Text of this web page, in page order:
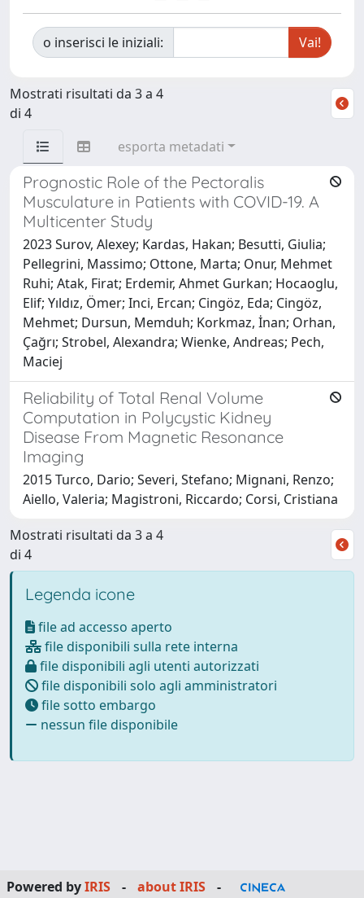
o inserisci le iniziali:
Mostrati risultati da 3 a 4
di 4
esporta metadati
Prognostic Role of the Pectoralis
Musculature in Patients with COVID-19. A
Multicenter Study
2023 Surov, Alexey; Kardas, Hakan; Besutti, Giulia;
Pellegrini, Massimo; Ottone, Marta; Onur, Mehmet
Ruhi; Atak, Firat; Erdemir, Ahmet Gurkan; Hocaoglu,
Elif; Yıldız, Ömer; Inci, Ercan; Cingöz, Eda; Cingöz,
Mehmet; Dursun, Memduh; Korkmaz, İnan; Orhan,
Çağrı; Strobel, Alexandra; Wienke, Andreas; Pech,
Maciej
Reliability of Total Renal Volume
Computation in Polycystic Kidney
Disease From Magnetic Resonance
Imaging
2015 Turco, Dario; Severi, Stefano; Mignani, Renzo;
Aiello, Valeria; Magistroni, Riccardo; Corsi, Cristiana
Mostrati risultati da 3 a 4
di 4
Legenda icone
file ad accesso aperto
file disponibili sulla rete interna
file disponibili agli utenti autorizzati
file disponibili solo agli amministratori
file sotto embargo
nessun file disponibile
Powered byIRIS - about IRIS
-